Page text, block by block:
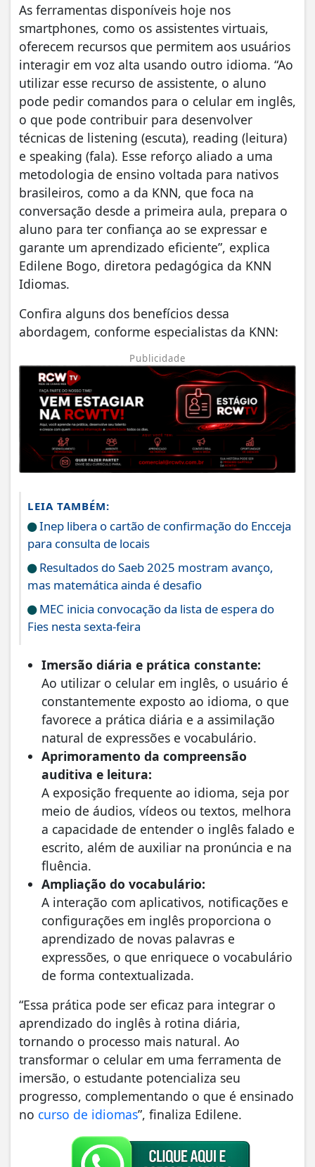
As ferramentas disponíveis hoje nos
smartphones, como os assistentes virtuais,
oferecem recursos que permitem aos usuários
interagir em voz alta usando outro idioma. “Ao
utilizar esse recurso de assistente, o aluno
pode pedir comandos para o celular em inglês,
o que pode contribuir para desenvolver
técnicas de listening (escuta), reading (leitura)
e speaking (fala). Esse reforço aliado a uma
metodologia de ensino voltada para nativos
brasileiros, como a da KNN, que foca na
conversação desde a primeira aula, prepara o
aluno para ter confiança ao se expressar e
garante um aprendizado eficiente”, explica
Edilene Bogo, diretora pedagógica da KNN
Idiomas.
Confira alguns dos benefícios dessa
abordagem, conforme especialistas da KNN:
Publicidade
LEIA TAMBÉM:
Inep libera o cartão de confirmação do Encceja
para consulta de locais
Resultados do Saeb 2025 mostram avanço,
mas matemática ainda é desafio
MEC inicia convocação da lista de espera do
Fies nesta sexta-feira
Imersão diária e prática constante:
Ao utilizar o celular em inglês, o usuário é
constantemente exposto ao idioma, o que
favorece a prática diária e a assimilação
natural de expressões e vocabulário.
Aprimoramento da compreensão
auditiva e leitura:
A exposição frequente ao idioma, seja por
meio de áudios, vídeos ou textos, melhora
a capacidade de entender o inglês falado e
escrito, além de auxiliar na pronúncia e na
fluência.
Ampliação do vocabulário:
A interação com aplicativos, notificações e
configurações em inglês proporciona o
aprendizado de novas palavras e
expressões, o que enriquece o vocabulário
de forma contextualizada.
“Essa prática pode ser eficaz para integrar o
aprendizado do inglês à rotina diária,
tornando o processo mais natural. Ao
transformar o celular em uma ferramenta de
imersão, o estudante potencializa seu
progresso, complementando o que é ensinado
no curso de idiomas”, finaliza Edilene.